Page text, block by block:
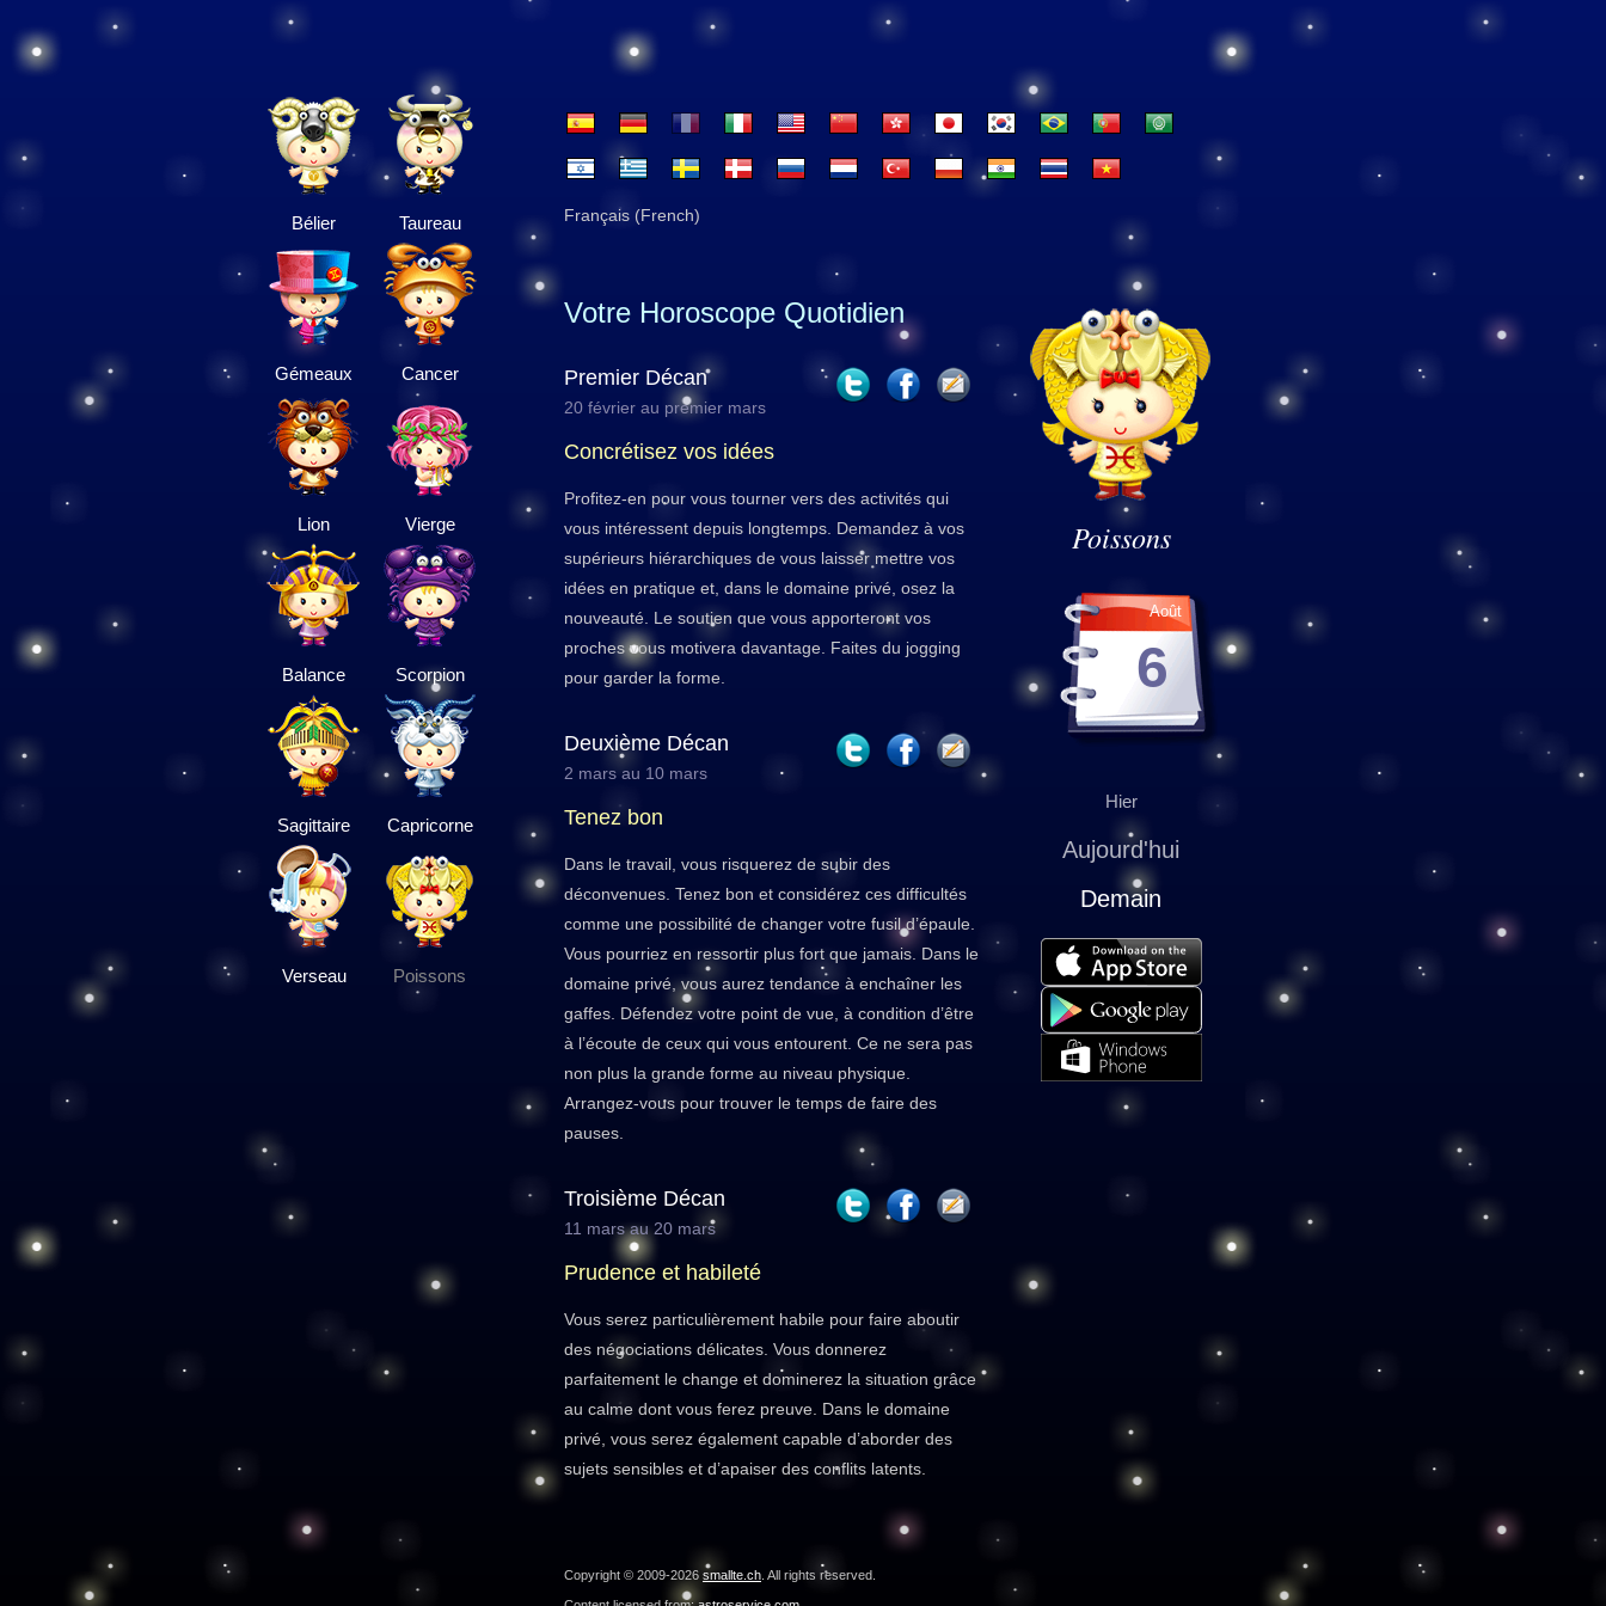
Bélier Taureau
Gémeaux Cancer
Lion Vierge
Balance Scorpion
Sagittaire Capricorne
Verseau Poissons
Français (French)
Poissons
Août
6
Hier
Aujourd'hui
Demain
Votre Horoscope Quotidien
Premier Décan
20 février au premier mars
Concrétisez vos idées
Profitez-en pour vous tourner vers des activités qui
vous intéressent depuis longtemps. Demandez à vos
supérieurs hiérarchiques de vous laisser mettre vos
idées en pratique et, dans le domaine privé, osez la
nouveauté. Le soutien que vous apporteront vos
proches vous motivera davantage. Faites du jogging
pour garder la forme.
Deuxième Décan
2 mars au 10 mars
Tenez bon
Dans le travail, vous risquerez de subir des
déconvenues. Tenez bon et considérez ces difficultés
comme une possibilité de changer votre fusil d’épaule.
Vous pourriez en ressortir plus fort que jamais. Dans le
domaine privé, vous aurez tendance à enchaîner les
gaffes. Défendez votre point de vue, à condition d’être
à l’écoute de ceux qui vous entourent. Ce ne sera pas
non plus la grande forme au niveau physique.
Arrangez-vous pour trouver le temps de faire des
pauses.
Troisième Décan
11 mars au 20 mars
Prudence et habileté
Vous serez particulièrement habile pour faire aboutir
des négociations délicates. Vous donnerez
parfaitement le change et dominerez la situation grâce
au calme dont vous ferez preuve. Dans le domaine
privé, vous serez également capable d’aborder des
sujets sensibles et d’apaiser des conflits latents.
Copyright © 2009-2026 smallte.ch . All rights reserved.